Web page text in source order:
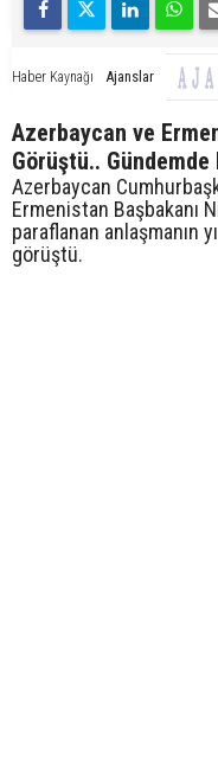
Haber Kaynağı Ajanslar
Azerbaycan ve
Görüştü.. Gündemde
Azerbaycan
Ermenistan Başbakanı
paraflanan anlaşmanın
görüştü.